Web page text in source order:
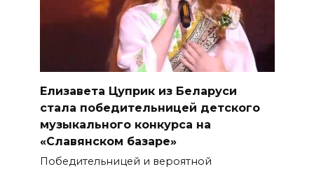
Елизавета Цуприк из Беларуси
стала победительницей детского
музыкального конкурса на
«Славянском базаре»
Победительницей и вероятной